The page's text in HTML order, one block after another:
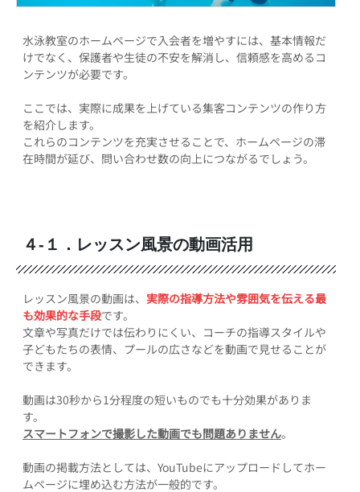
水泳教室のホームページで入会者を増やすには、基本情報だ
けでなく、保護者や生徒の不安を解消し、信頼感を高めるコ
ンテンツが必要です。
ここでは、実際に成果を上げている集客コンテンツの作り方
を紹介します。
これらのコンテンツを充実させることで、ホームページの滞
在時間が延び、問い合わせ数の向上につながるでしょう。
４-１．レッスン風景の動画活用
レッスン風景の動画は、 実際の指導方法や雰囲気を伝える最
も効果的な手段です。
文章や写真だけでは伝わりにくい、コーチの指導スタイルや
子どもたちの表情、プールの広さなどを動画で見せることが
できます。
動画は30秒から1分程度の短いものでも十分効果がありま
す。
スマートフォンで撮影した動画でも問題ありません。
動画の掲載方法としては、YouTubeにアップロードしてホー
ムページに埋め込む方法が一般的です。